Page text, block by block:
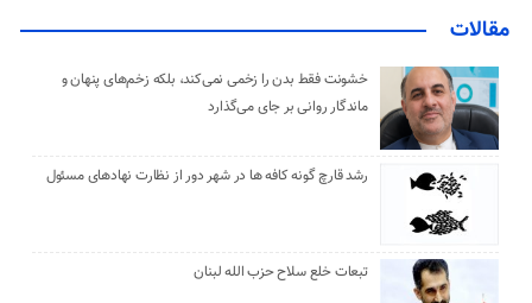
مقالات
خشونت فقط بدن را زخمی نمی‌کند، بلکه زخم‌های پنهان و
ماندگار روانی بر جای می‌گذارد
رشد قارچ گونه کافه ها در شهر دور از نظارت نهادهای مسئول
تبعات خلع سلاح حزب الله لبنان